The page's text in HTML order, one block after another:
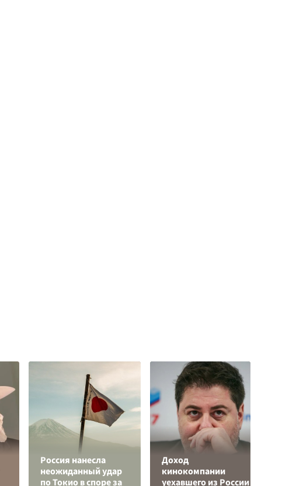
Россия нанесла
неожиданный удар
по Токио в споре за
Доход
кинокомпании
уехавшего из России